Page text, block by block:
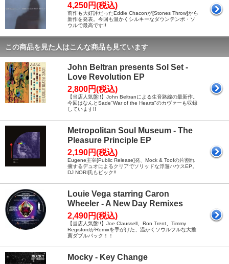
4,250円(税込)
前作も大好評だったEddie Chaconが[Stones Throw]から
新作を発表。今回も温かくシルキーなダウンテンポ・ソ
ウルで最高です!!
この商品を見た人はこんな商品も見ています
John Beltran presents Sol Set -
Love Revolution EP
2,800円(税込)
【当店人気盤!!】John Beltranによる生音路線の最新作。
今回はなんとSade"War of the Hearts"のカヴァーも収録
しています!!
Metropolitan Soul Museum - The
Pleasure Principle EP
2,190円(税込)
Eugene主宰[Public Release]発、Mock & Toofの片割れ
擁するデュオによるクリアでソリッドな浮遊ハウスEP。
DJ NORI氏もピック!!
Louie Vega starring Caron
Wheeler - A New Day Remixes
2,490円(税込)
【当店人気盤!!】Joe Claussell、Ron Trent、Timmy
RegisfordがRemixを手がけた、温かくソウルフルな大推
薦ダブルパック！！
Mocky - Key Change